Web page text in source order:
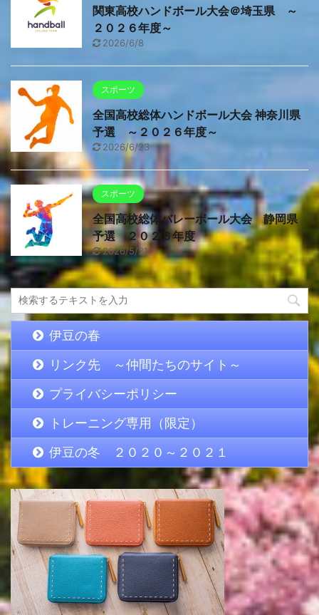
関東高校ハンドボール大会＠埼玉県 ～
２０２６年度～
2026/6/8
スポーツ
全国高校総体ハンドボール大会 神奈川県
予選 ～２０２６年度～
2026/6/23
スポーツ
全国高校総体バレーボール大会 静岡県
予選 ２０２６年度
2026/5/31
伊豆の春
リンク先 ～仲間たちのサイト～
プライバシーポリシー
トレーニング専用（限定）
伊豆の冬 ２０２０～２０２１